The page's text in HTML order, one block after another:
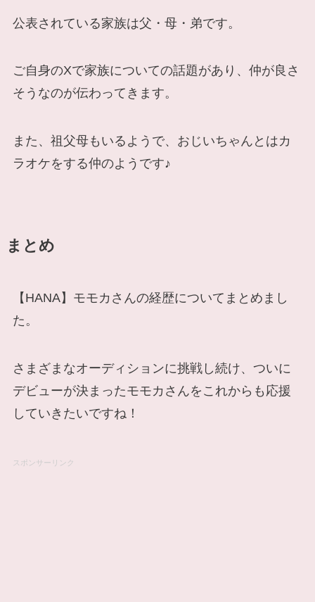
公表されている家族は父・母・弟です。
ご自身のXで家族についての話題があり、仲が良さ
そうなのが伝わってきます。
また、祖父母もいるようで、おじいちゃんとはカ
ラオケをする仲のようです♪
まとめ
【HANA】モモカさんの経歴についてまとめまし
た。
さまざまなオーディションに挑戦し続け、ついに
デビューが決まったモモカさんをこれからも応援
していきたいですね！
スポンサーリンク